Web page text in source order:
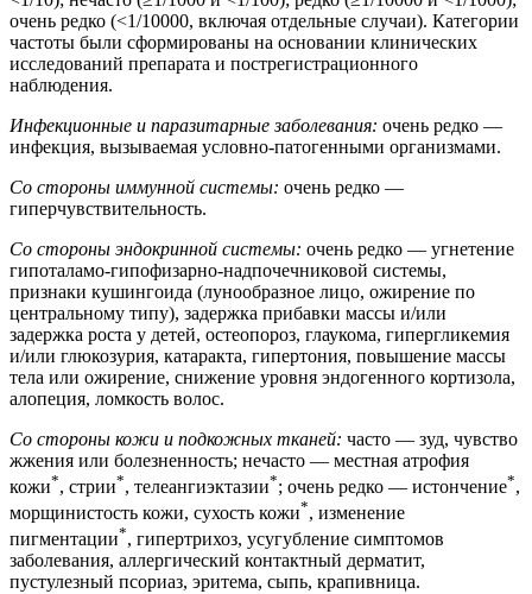
очень редко (<1/10000, включая отдельные случаи). Категории
частоты были сформированы на основании клинических
исследований препарата и пострегистрационного
наблюдения.
Инфекционные и паразитарные заболевания: очень редко —
инфекция, вызываемая условно-патогенными организмами.
Со стороны иммунной системы: очень редко —
гиперчувствительность.
Со стороны эндокринной системы: очень редко — угнетение
гипоталамо-гипофизарно-надпочечниковой системы,
признаки кушингоида (лунообразное лицо, ожирение по
центральному типу), задержка прибавки массы и/или
задержка роста у детей, остеопороз, глаукома, гипергликемия
и/или глюкозурия, катаракта, гипертония, повышение массы
тела или ожирение, снижение уровня эндогенного кортизола,
алопеция, ломкость волос.
Со стороны кожи и подкожных тканей: часто — зуд, чувство
жжения или болезненность; нечасто — местная атрофия
кожи*, стрии*, телеангиэктазии*; очень редко — истончение*,
морщинистость кожи, сухость кожи*, изменение
пигментации*, гипертрихоз, усугубление симптомов
заболевания, аллергический контактный дерматит,
пустулезный псориаз, эритема, сыпь, крапивница.